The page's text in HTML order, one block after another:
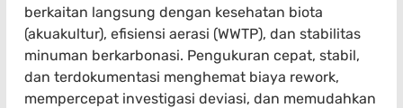
berkaitan langsung dengan kesehatan biota
(akuakultur), efisiensi aerasi (WWTP), dan stabilitas
minuman berkarbonasi. Pengukuran cepat, stabil,
dan terdokumentasi menghemat biaya rework,
mempercepat investigasi deviasi, dan memudahkan